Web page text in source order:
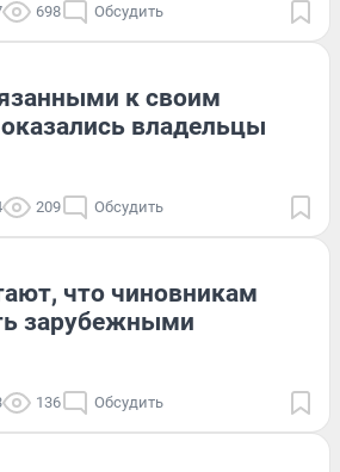
698 Обсудить
к своим
владельцы
209 Обсудить
что чиновникам
зарубежными
136 Обсудить